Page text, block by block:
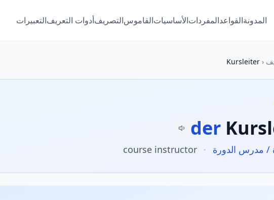
المدونةالقواعدالمفرداتالأساسياتالقاموسالتصريفأدوات التعريفالتعبيرات
‹
Kursleiter
der
/ مدرس الدورة ·
course instructor